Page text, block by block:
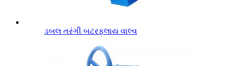
ડબલ તરંગી બટરફ્લાય વાલ્વ